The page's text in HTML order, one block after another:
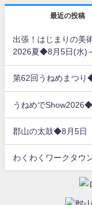
最近の投稿
出張！はじまりの美
2026夏◆8月5日(水)
第62回うねめまつ
うねめで
郡山の太鼓◆8月5日
わくわくワークタウ